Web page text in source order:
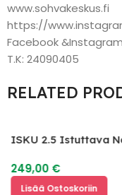
www.sohvakeskus.fi
https://
Facebook
T.K: 24090405
RELATED
ISKU 2.5 Istuttava
249,00 €
Lisää Ostoskoriin